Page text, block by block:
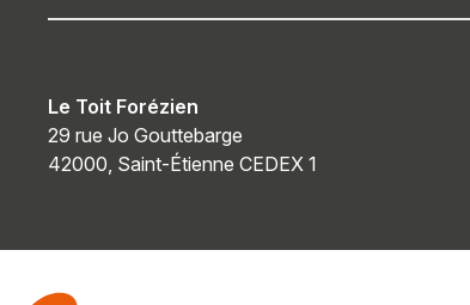
Le Toit Forézien
29 rue Jo Gouttebarge
42000, Saint-Étienne CEDEX 1